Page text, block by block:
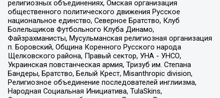
религиозных объединениях, Омская организация
общественного политического движения Русское
национальное единство, Северное Братство, Клуб
Болельщиков Футбольного Клуба Динамо,
Файзрахманисты, Мусульманская религиозная организация
п. Боровский, Община Коренного Русского народа
Щелковского района, Правый сектор, УНА - УНСО,
Украинская повстанческая армия, Тризуб им. Степана
Бандеры, Братство, Белый Крест, Misanthropic division,
Религиозное объединение последователей инглиизма,
Народная Социальная Инициатива, TulaSkins,